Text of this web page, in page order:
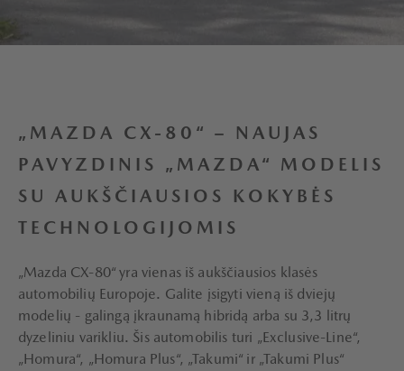
„MAZDA CX-80“ – NAUJAS
PAVYZDINIS „MAZDA“ MODELIS
SU AUKŠČIAUSIOS KOKYBĖS
TECHNOLOGIJOMIS
„Mazda CX-80“ yra vienas iš aukščiausios klasės
automobilių Europoje. Galite įsigyti vieną iš dviejų
modelių - galingą įkraunamą hibridą arba su 3,3 litrų
dyzeliniu varikliu. Šis automobilis turi „Exclusive-Line“,
„Homura“, „Homura Plus“, „Takumi“ ir „Takumi Plus“